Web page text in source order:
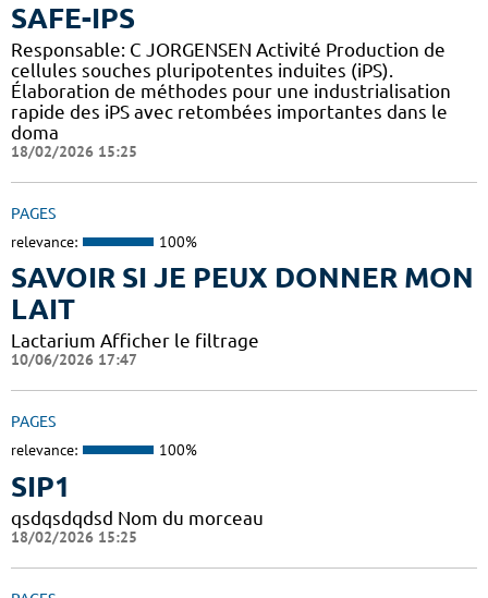
SAFE-IPS
Responsable: C JORGENSEN Activité Production de
cellules souches pluripotentes induites (iPS).
Élaboration de méthodes pour une industrialisation
rapide des iPS avec retombées importantes dans le
doma
18/02/2026 15:25
PAGES
relevance: 100%
SAVOIR SI JE PEUX DONNER MON
LAIT
Lactarium Afficher le filtrage
10/06/2026 17:47
PAGES
relevance: 100%
SIP1
qsdqsdqdsd Nom du morceau
18/02/2026 15:25